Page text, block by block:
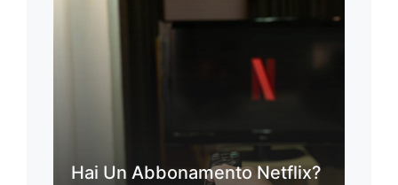
Hai Un Abbonamento Netflix?